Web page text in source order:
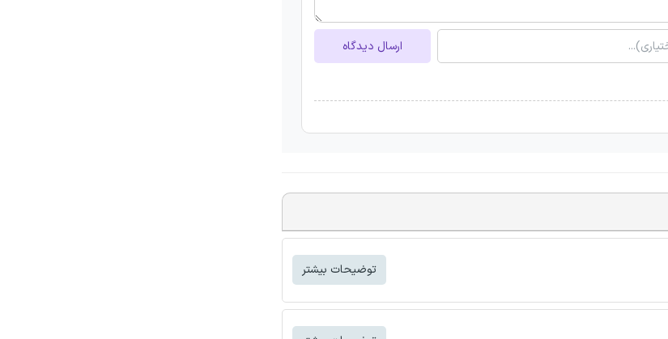
ارسال دیدگاه
توضیحات بیشتر